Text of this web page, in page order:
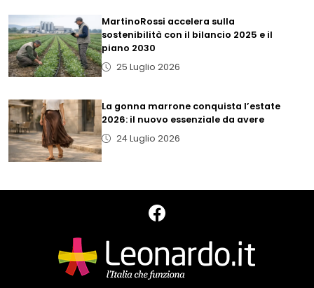
MartinoRossi accelera sulla
sostenibilità con il bilancio 2025 e il
piano 2030
25 Luglio 2026
La gonna marrone conquista l’estate
2026: il nuovo essenziale da avere
24 Luglio 2026